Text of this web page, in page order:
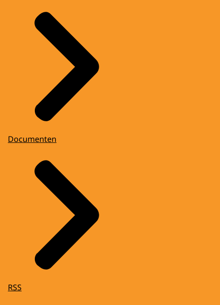
Documenten
RSS